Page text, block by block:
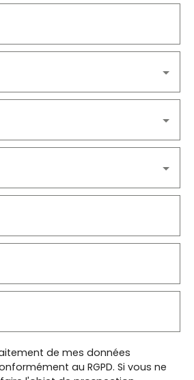
de mes données
au RGPD. Si vous ne